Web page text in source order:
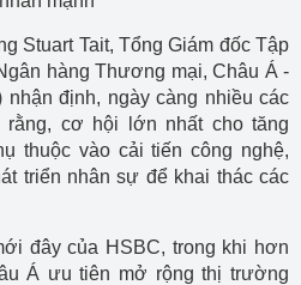
Stuart Tait, Tổng Giám đốc Tập
hàng Thương mại, Châu Á -
định, ngày càng nhiều các
rằng, cơ hội lớn nhất cho tăng
thuộc vào cải tiến công nghệ,
triển nhân sự để khai thác các
đây của HSBC, trong khi hơn
Á ưu tiên mở rộng thị trường